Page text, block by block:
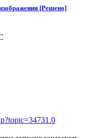
[Решено]